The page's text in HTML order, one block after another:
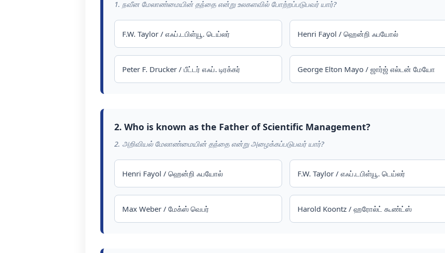
1. நவீன மேலாண்மையின் தந்தை என்று உலகளவில் போற்றப்படுபவர் யார்?
F.W. Taylor / எஃப்.டபிள்யூ. டெய்லர் Henri Fayol / ஹென்றி ஃபயோல்
Peter F. Drucker / பீட்டர் எஃப். டிரக்கர் George Elton Mayo / ஜார்ஜ் எல்டன் மேயோ
2. Who is known as the Father of Scientific Management?
2. அறிவியல் மேலாண்மையின் தந்தை என்று அழைக்கப்படுபவர் யார்?
Henri Fayol / ஹென்றி ஃபயோல் F.W. Taylor / எஃப்.டபிள்யூ. டெய்லர்
Max Weber / மேக்ஸ் வெபர் Harold Koontz / ஹரோல்ட் கூண்ட்ஸ்